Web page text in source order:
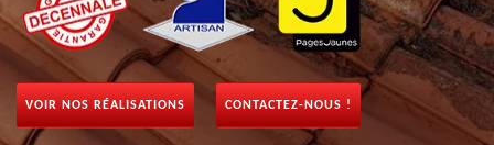
VOIR NOS RÉALISATIONS CONTACTEZ-NOUS !